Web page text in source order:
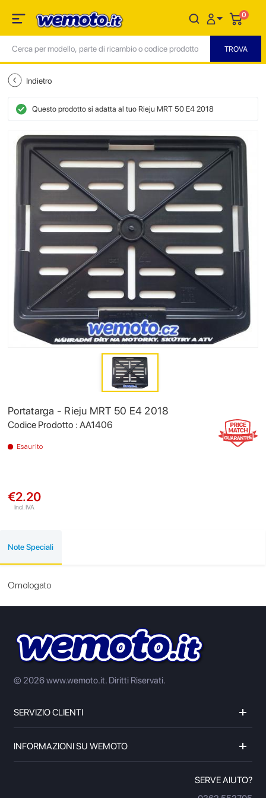
0
Indietro
Questo prodotto si adatta al tuo Rieju MRT 50 E4 2018
Portatarga - Rieju MRT 50 E4 2018
Codice Prodotto : AA1406
Esaurito
€2.20
Incl. IVA
Note Speciali
Omologato
© 2026 www.wemoto.it. Diritti Riservati.
SERVIZIO CLIENTI
INFORMAZIONI SU WEMOTO
SERVE AIUTO?